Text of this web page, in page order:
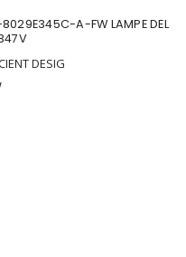
8029E345C-A-FW LAMPE DEL
DESIG